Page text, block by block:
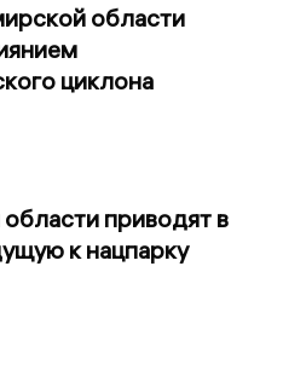
области
циклона
приводят в
к нацпарку